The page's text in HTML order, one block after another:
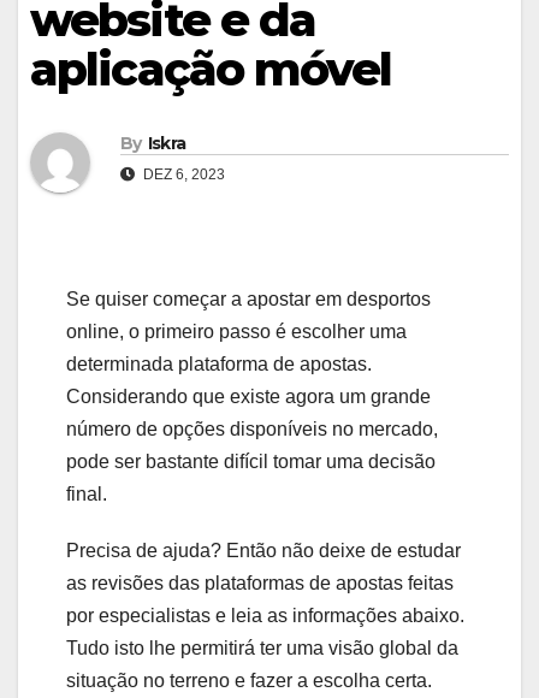
website e da
aplicação móvel
By Iskra
DEZ 6, 2023
Se quiser começar a apostar em desportos
online, o primeiro passo é escolher uma
determinada plataforma de apostas.
Considerando que existe agora um grande
número de opções disponíveis no mercado,
pode ser bastante difícil tomar uma decisão
final.
Precisa de ajuda? Então não deixe de estudar
as revisões das plataformas de apostas feitas
por especialistas e leia as informações abaixo.
Tudo isto lhe permitirá ter uma visão global da
situação no terreno e fazer a escolha certa.